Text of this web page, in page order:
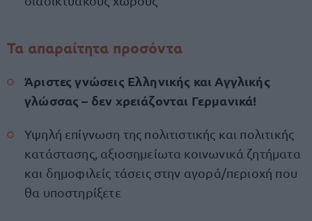
Τα απαραίτητα προσόντα
Άριστες γνώσεις Ελληνικής και Αγγλικής
γλώσσας – δεν χρειάζονται Γερμανικά!
Υψηλή επίγνωση της πολιτιστικής και πολιτικής
κατάστασης, αξιοσημείωτα κοινωνικά ζητήματα
και δημοφιλείς τάσεις στην αγορά/περιοχή που
θα υποστηρίξετε